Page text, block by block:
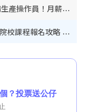
筍工招聘2026｜萊特維健藥廠請生產操作員！月薪高達$1.7萬 冷氣廠房/五天工作/保證雙糧
香港自資院校︱全港逾20間自資院校課程報名攻略 留位費可退/申請日期/報名連結